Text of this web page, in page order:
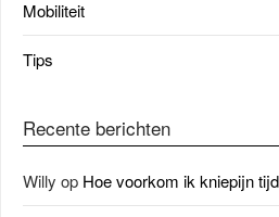
Mobiliteit
Tips
Recente berichten
Willy op Hoe voorkom ik kniepijn